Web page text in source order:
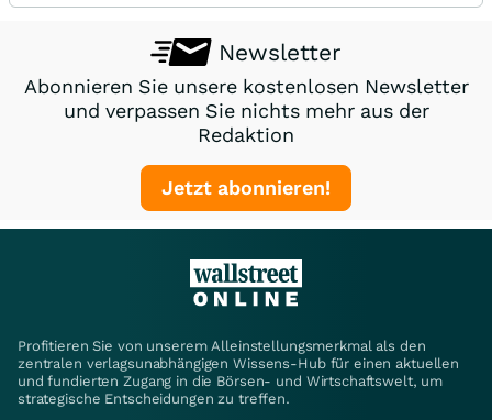
Newsletter
Abonnieren Sie unsere kostenlosen Newsletter
und verpassen Sie nichts mehr aus der
Redaktion
Jetzt abonnieren!
Profitieren Sie von unserem Alleinstellungsmerkmal als den
zentralen verlagsunabhängigen Wissens-Hub für einen aktuellen
und fundierten Zugang in die Börsen- und Wirtschaftswelt, um
strategische Entscheidungen zu treffen.